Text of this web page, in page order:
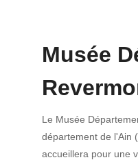
Musée
Le Musée
département de l'Ain
accueillera pour une